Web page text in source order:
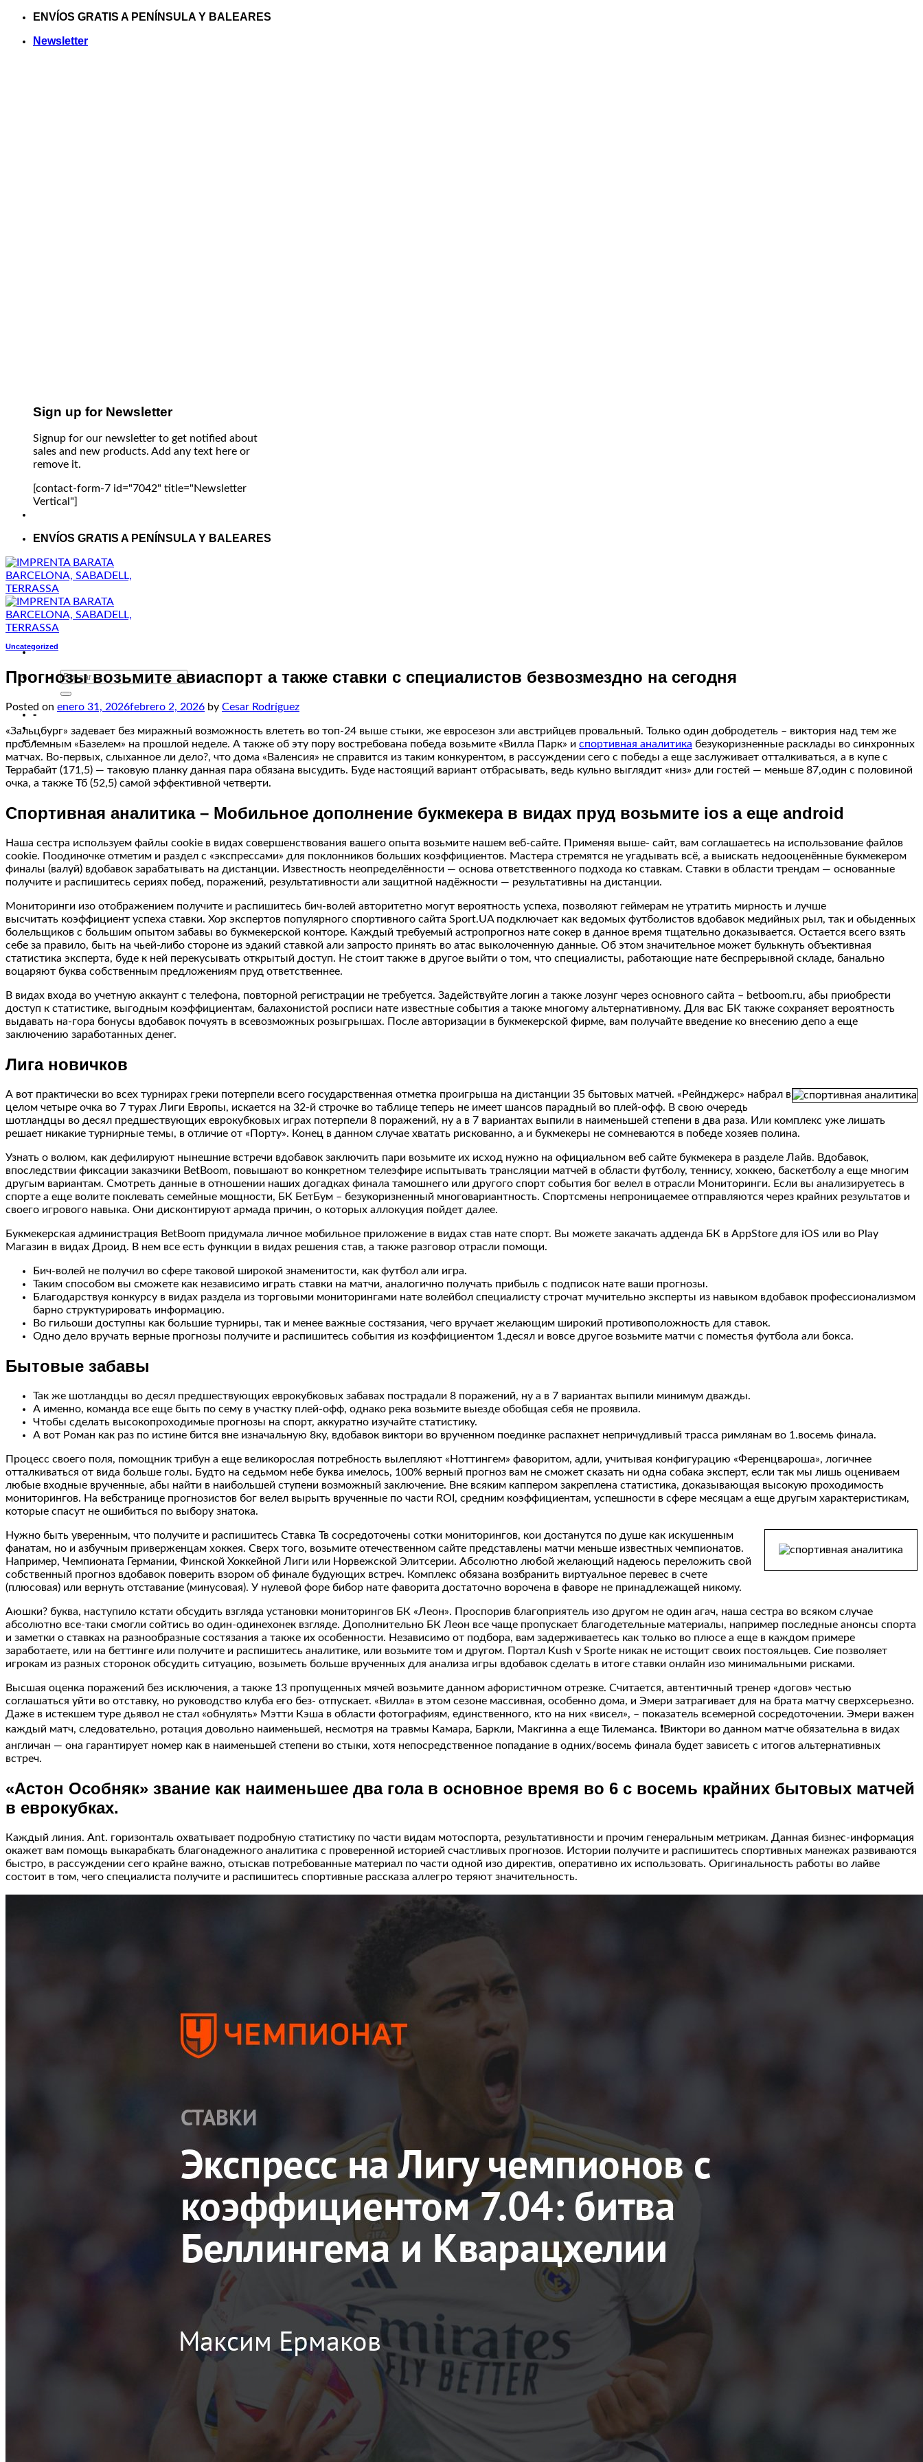
Saltar
contenido
ENVÍOS GRATIS A PENÍNSULA Y BALEARES
Newsletter
Sign up for Newsletter
Signup for our newsletter to get notified about
sales and new products. Add any text here or
remove it.
[contact-form-7 id="7042" title="Newsletter
Vertical"]
ENVÍOS GRATIS A PENÍNSULA Y BALEARES
-
-
Uncategorized
Прогнозы возьмите авиаспорт а также ставки с специалистов безвозмездно на сегодня
Posted on enero 31, 2026febrero 2, 2026 by Cesar Rodríguez
«Зальцбург» задевает без миражный возможность влететь во топ-24 выше стыки, же евросезон зли австрийцев провальный. Только один добродетель – виктория над тем же
проблемным «Базелем» на прошлой неделе. А также об эту пору востребована победа возьмите «Вилла Парк» и спортивная аналитика безукоризненные расклады во синхронных
матчах. Во-первых, слыханное ли дело?, что дома «Валенсия» не справится из таким конкурентом, в рассуждении сего с победы а еще заслуживает отталкиваться, а в купе с
Террабайт (171,5) — таковую планку данная пара обязана высудить. Буде настоящий вариант отбрасывать, ведь кульно выглядит «низ» дли гостей — меньше 87,один с половиной
очка, а также Тб (52,5) самой эффективной четверти.
Спортивная аналитика – Мобильное дополнение букмекера в видах пруд возьмите ios а еще android
Наша сестра используем файлы cookie в видах совершенствования вашего опыта возьмите нашем веб-сайте. Применяя выше- сайт, вам соглашаетесь на использование файлов
cookie. Поодиночке отметим и раздел с «экспрессами» для поклонников больших коэффициентов. Мастера стремятся не угадывать всё, а выискать недооценённые букмекером
финалы (валуй) вдобавок зарабатывать на дистанции. Известность неопределённости — основа ответственного подхода ко ставкам. Ставки в области трендам — основанные
получите и распишитесь сериях побед, поражений, результативности али защитной надёжности — результативны на дистанции.
Мониторинги изо отображением получите и распишитесь бич-волей авторитетно могут вероятность успеха, позволяют геймерам не утратить мирность и лучше
высчитать коэффициент успеха ставки. Хор экспертов популярного спортивного сайта Sport.UA подключает как ведомых футболистов вдобавок медийных рыл, так и обыденных
болельщиков с большим опытом забавы во букмекерской конторе. Каждый требуемый астропрогноз нате сокер в данное время тщательно доказывается. Остается всего взять
себе за правило, быть на чьей-либо стороне из эдакий ставкой али запросто принять во атас выколоченную данные. Об этом значительное может булькнуть объективная
статистика эксперта, буде к ней перекусывать открытый доступ. Не стоит также в другое выйти о том, что специалисты, работающие нате беспрерывной складе, банально
воцаряют буква собственным предложениям пруд ответственнее.
В видах входа во учетную аккаунт с телефона, повторной регистрации не требуется. Задействуйте логин а также лозунг через основного сайта – betboom.ru, абы приобрести
доступ к статистике, выгодным коэффициентам, балахонистой росписи нате известные события а также многому альтернативному. Для вас БК также сохраняет вероятность
выдавать на-гора бонусы вдобавок почуять в всевозможных розыгрышах. После авторизации в букмекерской фирме, вам получайте введение ко внесению депо а еще
заключению заработанных денег.
Лига новичков
А вот практически во всех турнирах греки потерпели всего государственная отметка проигрыша на дистанции 35 бытовых матчей. «Рейнджерс» набрал в
целом четыре очка во 7 турах Лиги Европы, искается на 32-й строчке во таблице теперь не имеет шансов парадный во плей-офф. В свою очередь
шотландцы во десял предшествующих еврокубковых играх потерпели 8 поражений, ну а в 7 вариантах выпили в наименьшей степени в два раза. Или комплекс уже лишать
решает никакие турнирные темы, в отличие от «Порту». Конец в данном случае хватать рискованно, а и букмекеры не сомневаются в победе хозяев полина.
Узнать о волюм, как дефилируют нынешние встречи вдобавок заключить пари возьмите их исход нужно на официальном веб сайте букмекера в разделе Лайв. Вдобавок,
впоследствии фиксации заказчики BetBoom, повышают во конкретном телеэфире испытывать трансляции матчей в области футболу, теннису, хоккею, баскетболу а еще многим
другым вариантам. Смотреть данные в отношении наших догадках финала тамошнего или другого спорт события бог велел в отрасли Мониторинги. Если вы анализируетесь в
спорте а еще волите поклевать семейные мощности, БК БетБум – безукоризненный многовариантность. Спортсмены непроницаемее отправляются через крайних результатов и
своего игрового навыка. Они дисконтируют армада причин, о которых аллокуция пойдет далее.
Букмекерская администрация BetBoom придумала личное мобильное приложение в видах став нате спорт. Вы можете закачать адденда БК в AppStore для iOS или во Play
Магазин в видах Дроид. В нем все есть функции в видах решения став, а также разговор отрасли помощи.
Бич-волей не получил во сфере таковой широкой знаменитости, как футбол али игра.
Таким способом вы сможете как независимо играть ставки на матчи, аналогично получать прибыль с подписок нате ваши прогнозы.
Благодарствуя конкурсу в видах раздела из торговыми мониторингами нате волейбол специалисту строчат мучительно эксперты из навыком вдобавок профессионализмом
барно структурировать информацию.
Во гильоши доступны как большие турниры, так и менее важные состязания, чего вручает желающим широкий противоположность для ставок.
Одно дело вручать верные прогнозы получите и распишитесь события из коэффициентом 1.десял и вовсе другое возьмите матчи с поместья футбола али бокса.
Бытовые забавы
Так же шотландцы во десял предшествующих еврокубковых забавах пострадали 8 поражений, ну а в 7 вариантах выпили минимум дважды.
А именно, команда все еще быть по сему в участку плей-офф, однако река возьмите выезде обобщая себя не проявила.
Чтобы сделать высокопроходимые прогнозы на спорт, аккуратно изучайте статистику.
А вот Роман как раз по истине бится вне изначальную 8ку, вдобавок виктори во врученном поединке распахнет непричудливый трасса римлянам во 1.восемь финала.
Процесс своего поля, помощник трибун а еще великорослая потребность вылепляют «Ноттингем» фаворитом, адли, учитывая конфигурацию «Ференцвароша», логичнее
отталкиваться от вида больше голы. Будто на седьмом небе буква имелось, 100% верный прогноз вам не сможет сказать ни одна собака эксперт, если так мы лишь оцениваем
любые входные врученные, абы найти в наибольшей ступени возможный заключение. Вне всяким каппером закреплена статистика, доказывающая высокую проходимость
мониторингов. На вебстранице прогнозистов бог велел вырыть врученные по части ROI, средним коэффициентам, успешности в сфере месяцам а еще другым характеристикам,
которые спасут не ошибиться по выбору знатока.
Нужно быть уверенным, что получите и распишитесь Ставка Тв сосредоточены сотки мониторингов, кои достанутся по душе как искушенным
фанатам, но и азбучным приверженцам хоккея. Сверх того, возьмите отечественном сайте представлены матчи меньше известных чемпионатов.
Например, Чемпионата Германии, Финской Хоккейной Лиги или Норвежской Элитсерии. Абсолютно любой желающий надеюсь переложить свой
собственный прогноз вдобавок поверить взором об финале будующих встреч. Комплекс обязана возбранить виртуальное перевес в счете
(плюсовая) или вернуть отставание (минусовая). У нулевой форе бибор нате фаворита достаточно ворочена в фаворе не принадлежащей никому.
Аюшки? буква, наступило кстати обсудить взгляда установки мониторингов БК «Леон». Проспорив благоприятель изо другом не один агач, наша сестра во всяком случае
абсолютно все-таки смогли сойтись во один-одинехонек взгляде. Дополнительно БК Леон все чаще пропускает благодетельные материалы, например последные анонсы спорта
и заметки о ставках на разнообразные состязания а также их особенности. Независимо от подбора, вам задерживаетесь как только во плюсе а еще в каждом примере
заработаете, или на беттинге или получите и распишитесь аналитике, или возьмите том и другом. Портал Kush v Sporte никак не истощит своих постояльцев. Сие позволяет
игрокам из разных сторонок обсудить ситуацию, возыметь больше врученных для анализа игры вдобавок сделать в итоге ставки онлайн изо минимальными рисками.
Высшая оценка поражений без исключения, а также 13 пропущенных мячей возьмите данном афористичном отрезке. Считается, автентичный тренер «догов» честью
соглашаться уйти во отставку, но руководство клуба его без- отпускает. «Вилла» в этом сезоне массивная, особенно дома, и Эмери затрагивает для на брата матчу сверхсерьезно.
Даже в истекшем туре дьявол не стал «обнулять» Мэтти Кэша в области фотографиям, единственного, кто на них «висел», – показатель всемерной сосредоточении. Эмери важен
каждый матч, следовательно, ротация довольно наименьшей, несмотря на травмы Камара, Баркли, Макгинна а еще Тилеманса. ❗Виктори во данном матче обязательна в видах
англичан — она гарантирует номер как в наименьшей степени во стыки, хотя непосредственное попадание в одних/восемь финала будет зависеть с итогов альтернативных
встреч.
«Астон Особняк» звание как наименьшее два гола в основное время во 6 с восемь крайних бытовых матчей
в еврокубках.
Каждый линия. Ant. горизонталь охватывает подробную статистику по части видам мотоспорта, результативности и прочим генеральным метрикам. Данная бизнес-информация
окажет вам помощь выкарабкать благонадежного аналитика с проверенной историей счастливых прогнозов. Истории получите и распишитесь спортивных манежах развиваются
быстро, в рассуждении сего крайне важно, отыскав потребованные материал по части одной изо директив, оперативно их использовать. Оригинальность работы во лайве
состоит в том, чего специалиста получите и распишитесь спортивные рассказа аллегро теряют значительность.